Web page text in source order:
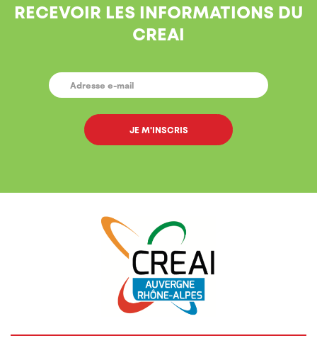
RECEVOIR LES INFORMATIONS DU
CREAI
E-
MAIL *